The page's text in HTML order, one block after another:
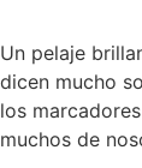
Un pelaje
dicen mucho
los
muchos de